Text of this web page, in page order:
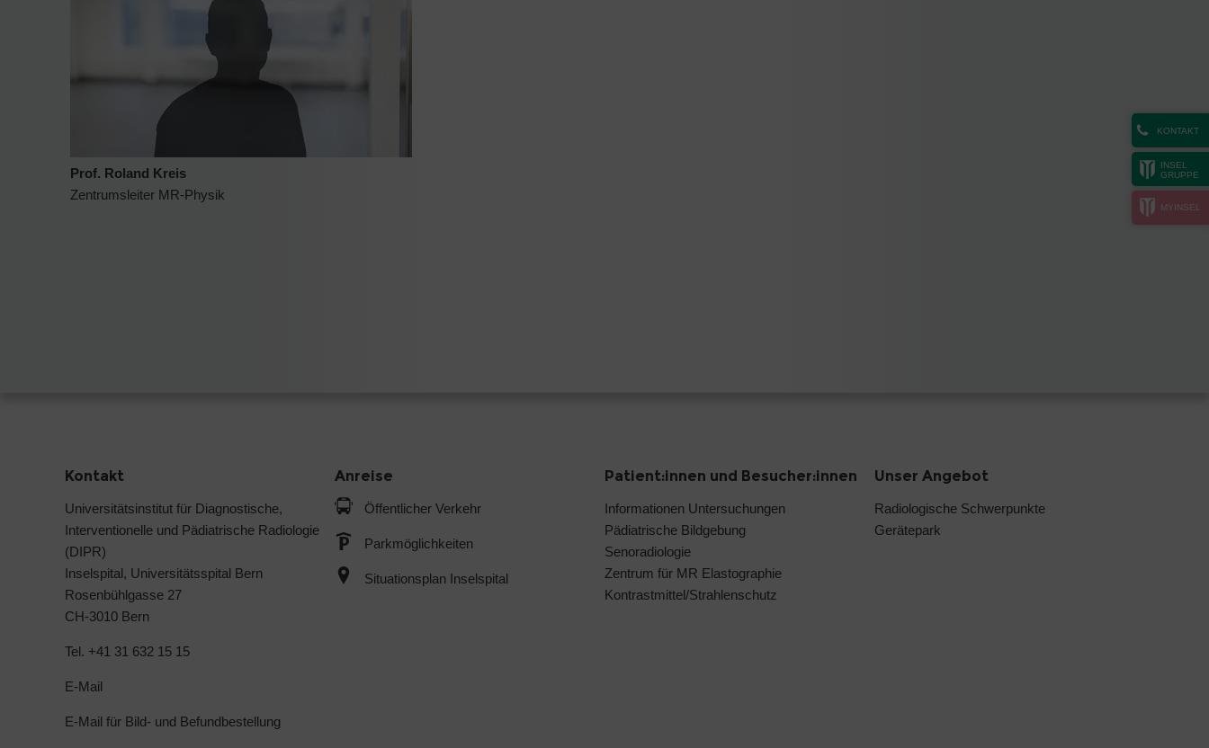
KONTAKT
INSEL
GRUPPE
MYINSEL
Prof. Roland Kreis
Zentrumsleiter MR-Physik
Kontakt
Universitätsinstitut für Diagnostische,
Interventionelle und Pädiatrische Radiologie
(DIPR)
Inselspital, Universitätsspital Bern
Rosenbühlgasse 27
CH-3010 Bern
Tel. +41 31 632 15 15
E-Mail
E-Mail für Bild- und Befundbestellung
Anreise
Öffentlicher Verkehr
Parkmöglichkeiten
Situationsplan Inselspital
Patient:innen und Besucher:innen
Informationen Untersuchungen
Pädiatrische Bildgebung
Senoradiologie
Zentrum für MR Elastographie
Kontrastmittel/Strahlenschutz
Unser Angebot
Radiologische Schwerpunkte
Gerätepark